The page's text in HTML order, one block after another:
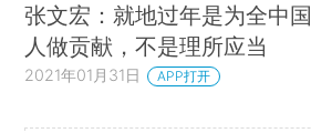
张文宏：就地过年是为全中国
人做贡献，不是理所应当
2021年01月31日 APP打开